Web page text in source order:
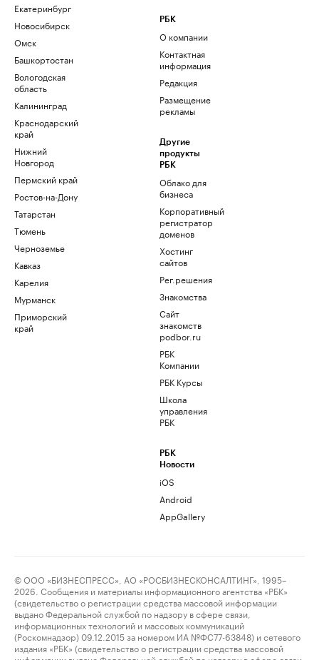
Екатеринбург
Новосибирск
Омск
Башкортостан
Вологодская
область
Калининград
Краснодарский
край
Нижний
Новгород
Пермский край
Ростов-на-Дону
Татарстан
Тюмень
Черноземье
Кавказ
Карелия
Мурманск
Приморский
край
РБК
О компании
Контактная
информация
Редакция
Размещение
рекламы
Другие
продукты
РБК
Облако для
бизнеса
Корпоративный
регистратор
доменов
Хостинг
сайтов
Рег.решения
Знакомства
Сайт
знакомств
podbor.ru
РБК
Компании
РБК Курсы
Школа
управления
РБК
РБК
Новости
iOS
Android
AppGallery
© ООО «БИЗНЕСПРЕСС», АО «РОСБИЗНЕСКОНСАЛТИНГ», 1995–
2026. Сообщения и материалы информационного агентства «РБК»
(свидетельство о регистрации средства массовой информации
выдано Федеральной службой по надзору в сфере связи,
информационных технологий и массовых коммуникаций
(Роскомнадзор) 09.12.2015 за номером ИА №ФС77-63848) и сетевого
издания «РБК» (свидетельство о регистрации средства массовой